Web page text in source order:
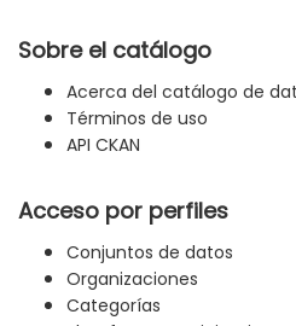
Sobre el catálogo
Acerca del catálogo de
Términos de uso
API CKAN
Acceso por perfiles
Conjuntos de datos
Organizaciones
Categorías